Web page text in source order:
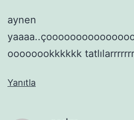
aynen
oooooookkkkkk
Yanıtla